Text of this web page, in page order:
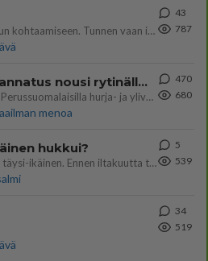
Olen säälittävä, mitä tulee sinun kohtaamiseen. Tunnen vaan itseni todella epävarmaksi sun kanssa. Jos minun olisi pitän
43
787
Perussuomalaisten kannatus nousi rytinällä Ylen tänään julkaisemassa tuoreimmassa gallup-kyselyssä.
https://yle.fi/a/74-20239449 Perussuomalaisilla hurja- ja ylivoimaisesti suurin nousu tässä uudessa Ylen gallupissa. Kyl
menoa
470
680
hukkui?
Poliisin mukaan nuori oli lähes täysi-ikäinen. Ennen iltakuutta tulleen ilmoituksen mukaan ihminen oli joutunut mahdoll
5
539
34
519